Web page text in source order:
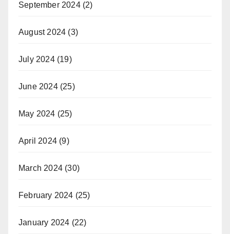
September 2024(2)
August 2024 (3)
July 2024(19)
June 2024(25)
May 2024 (25)
April 2024 (9)
March 2024 (30)
February 2024 (25)
January 2024 (22)